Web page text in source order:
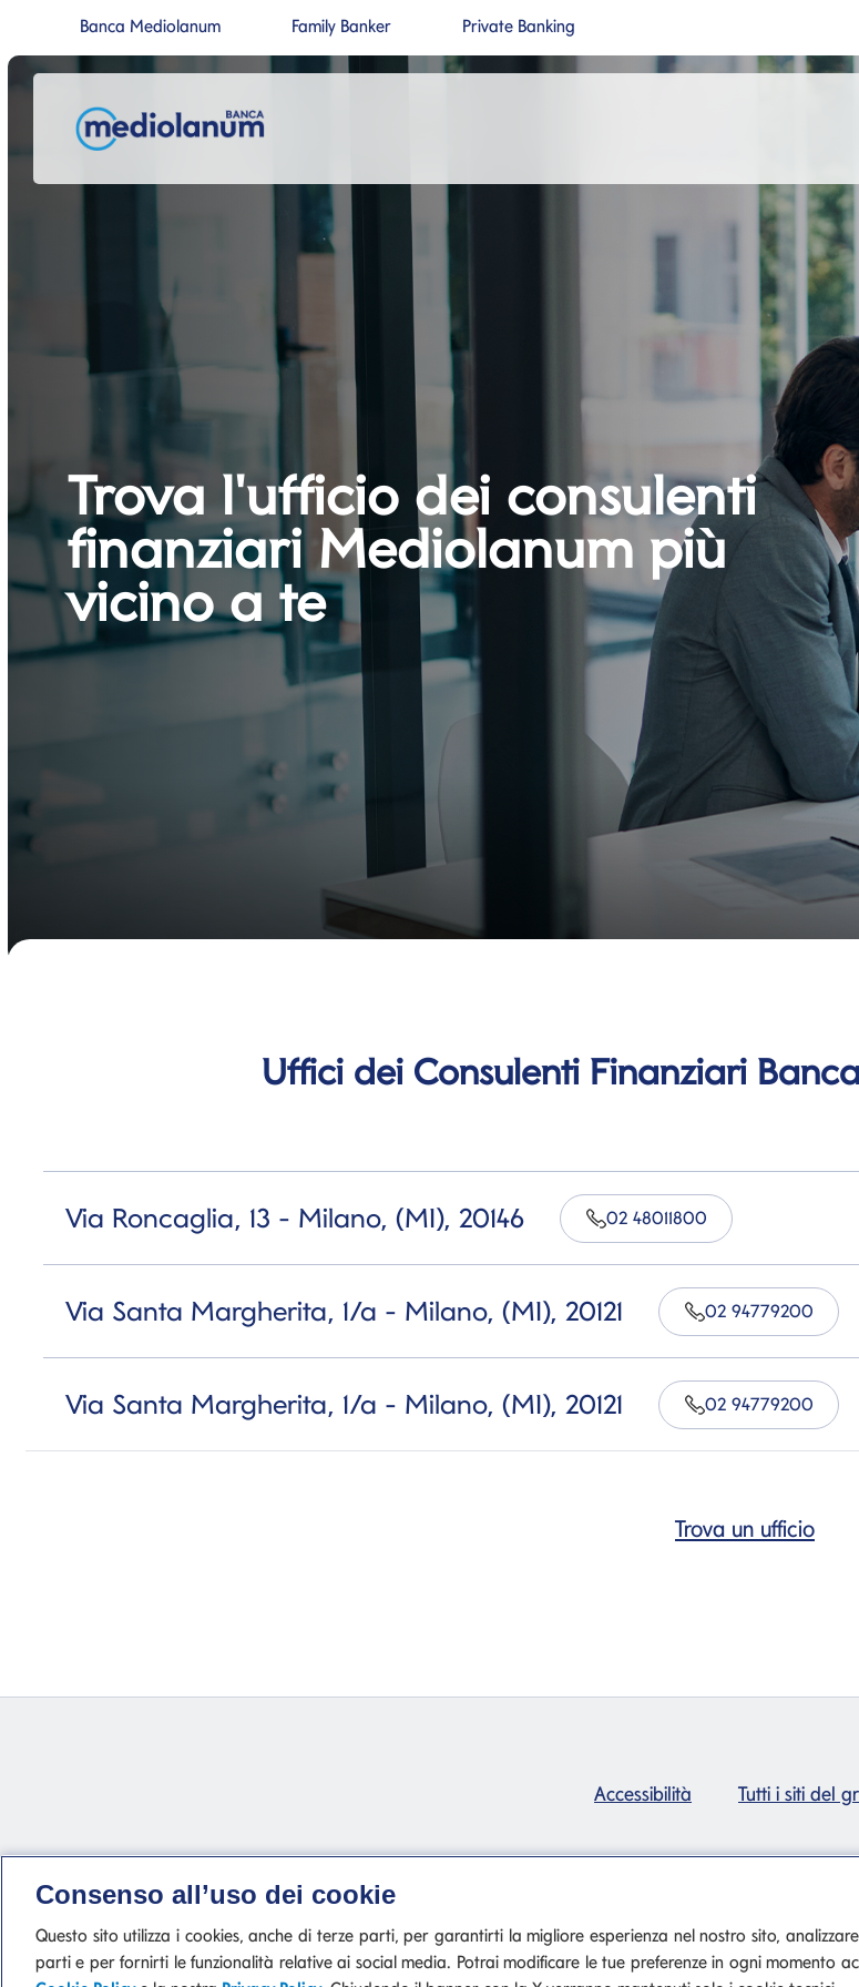
Salta alla navigazione principale
Banca MediolanumSi apre in una nuova pagina
Family BankerSi apre in una nuova pagina
Private BankingSi apre in una nuova pagina
Trova l'ufficio dei consulenti
finanziari Mediolanum più
vicino a te
Uffici dei Consulenti Finanziari
Via Roncaglia, 13 - Milano, (MI), 20146 02 48011800
Via Santa Margherita, 1/a - Milano, (MI), 20121 02 94779200
Via Santa Margherita, 1/a - Milano, (MI), 20121 02 94779200
Trova un ufficio
Accessibilità Tutti i siti del
P. IVA 10540610960 del Gruppo IVA Banca Mediolanum
Consenso all’uso dei cookie
Questo sito utilizza i cookies, anche di terze parti, per garantirti la migliore esperienza nel nostro sito,
parti e per fornirti le funzionalità relative ai social media. Potrai modificare le tue preferenze in ogni momento